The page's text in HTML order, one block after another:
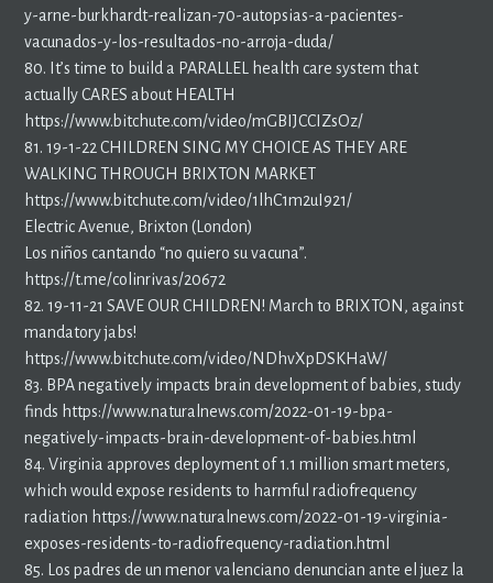
y-arne-burkhardt-realizan-70-autopsias-a-pacientes-
vacunados-y-los-resultados-no-arroja-duda/
80. It’s time to build a PARALLEL health care system that
actually CARES about HEALTH
https://www.bitchute.com/video/mGBIJCCIZsOz/
81. 19-1-22 CHILDREN SING MY CHOICE AS THEY ARE
WALKING THROUGH BRIXTON MARKET
https://www.bitchute.com/video/1lhC1m2uI921/
Electric Avenue, Brixton (London)
Los niños cantando “no quiero su vacuna”.
https://t.me/colinrivas/20672
82. 19-11-21 SAVE OUR CHILDREN! March to BRIXTON, against
mandatory jabs!
https://www.bitchute.com/video/NDhvXpDSKHaW/
83. BPA negatively impacts brain development of babies, study
finds https://www.naturalnews.com/2022-01-19-bpa-
negatively-impacts-brain-development-of-babies.html
84. Virginia approves deployment of 1.1 million smart meters,
which would expose residents to harmful radiofrequency
radiation https://www.naturalnews.com/2022-01-19-virginia-
exposes-residents-to-radiofrequency-radiation.html
85. Los padres de un menor valenciano denuncian ante el juez la